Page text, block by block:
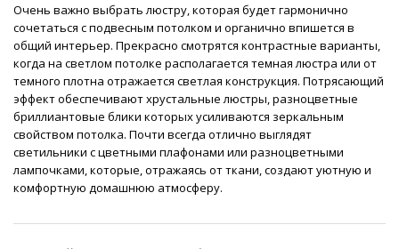
Очень важно выбрать люстру, которая будет гармонично
сочетаться с подвесным потолком и органично впишется в
общий интерьер. Прекрасно смотрятся контрастные варианты,
когда на светлом потолке располагается темная люстра или от
темного плотна отражается светлая конструкция. Потрясающий
эффект обеспечивают хрустальные люстры, разноцветные
бриллиантовые блики которых усиливаются зеркальным
свойством потолка. Почти всегда отлично выглядят
светильники с цветными плафонами или разноцветными
лампочками, которые, отражаясь от ткани, создают уютную и
комфортную домашнюю атмосферу.